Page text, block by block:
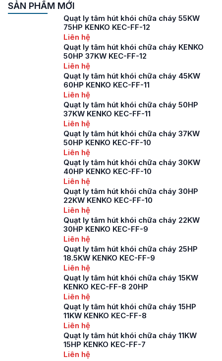
SẢN PHẨM MỚI
Quạt ly tâm hút khói chữa cháy 55KW
75HP KENKO KEC-FF-12
Liên hệ
Quạt ly tâm hút khói chữa cháy KENKO
50HP 37KW KEC-FF-12
Liên hệ
Quạt ly tâm hút khói chữa cháy 45KW
60HP KENKO KEC-FF-11
Liên hệ
Quạt ly tâm hút khói chữa cháy 50HP
37KW KENKO KEC-FF-11
Liên hệ
Quạt ly tâm hút khói chữa cháy 37KW
50HP KENKO KEC-FF-10
Liên hệ
Quạt ly tâm hút khói chữa cháy 30KW
40HP KENKO KEC-FF-10
Liên hệ
Quạt ly tâm hút khói chữa cháy 30HP
22KW KENKO KEC-FF-10
Liên hệ
Quạt ly tâm hút khói chữa cháy 22KW
30HP KENKO KEC-FF-9
Liên hệ
Quạt ly tâm hút khói chữa cháy 25HP
18.5KW KENKO KEC-FF-9
Liên hệ
Quạt ly tâm hút khói chữa cháy 15KW
KENKO KEC-FF-8 20HP
Liên hệ
Quạt ly tâm hút khói chữa cháy 15HP
11KW KENKO KEC-FF-8
Liên hệ
Quạt ly tâm hút khói chữa cháy 11KW
15HP KENKO KEC-FF-7
Liên hệ